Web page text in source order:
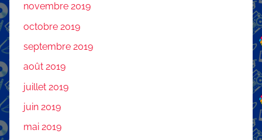
novembre 2019
octobre 2019
septembre 2019
août 2019
juillet 2019
juin 2019
mai 2019